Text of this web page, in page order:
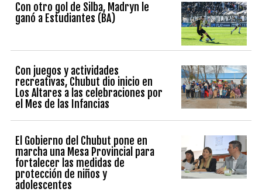
Con otro gol de Silba, Madryn le
ganó a Estudiantes (BA)
Con juegos y actividades
recreativas, Chubut dio inicio en
Los Altares a las celebraciones por
el Mes de las Infancias
El Gobierno del Chubut pone en
marcha una Mesa Provincial para
fortalecer las medidas de
protección de niños y
adolescentes